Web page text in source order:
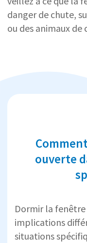
danger de chute,
ou des animaux de
ouverte
Dormir la
implications
situations